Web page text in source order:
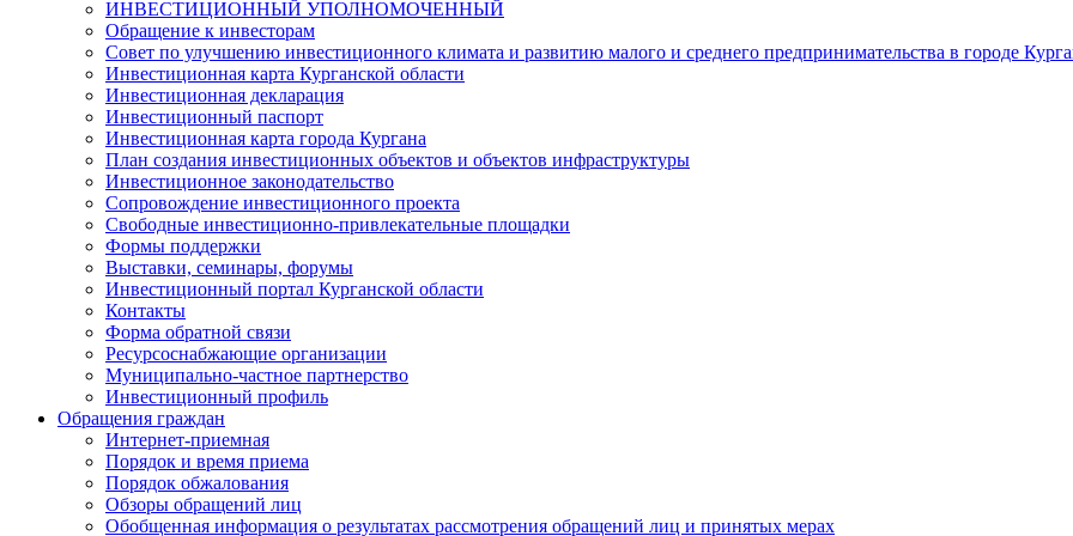
ИНВЕСТИЦИОННЫЙ УПОЛНОМОЧЕННЫЙ
Обращение к инвесторам
Совет по улучшению инвестиционного климата и развитию малого и среднего предпринимательства в городе
Инвестиционная карта Курганской области
Инвестиционная декларация
Инвестиционный паспорт
Инвестиционная карта города Кургана
План создания инвестиционных объектов и объектов инфраструктуры
Инвестиционное законодательство
Сопровождение инвестиционного проекта
Свободные инвестиционно-привлекательные площадки
Формы поддержки
Выставки, семинары, форумы
Инвестиционный портал Курганской области
Контакты
Форма обратной связи
Ресурсоснабжающие организации
Муниципально-частное партнерство
Инвестиционный профиль
Обращения граждан
Интернет-приемная
Порядок и время приема
Порядок обжалования
Обзоры обращений лиц
Обобщенная информация о результатах рассмотрения обращений лиц и принятых мерах